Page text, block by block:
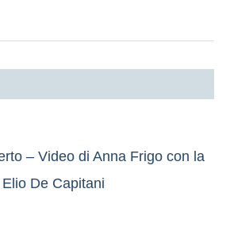
– Video di Anna Frigo con la
De Capitani